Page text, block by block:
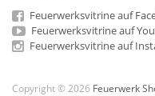
Feuerwerksvitrine auf
Feuerwerksvitrine auf
Feuerwerksvitrine auf
Copyright © 2026 Feuerwerk